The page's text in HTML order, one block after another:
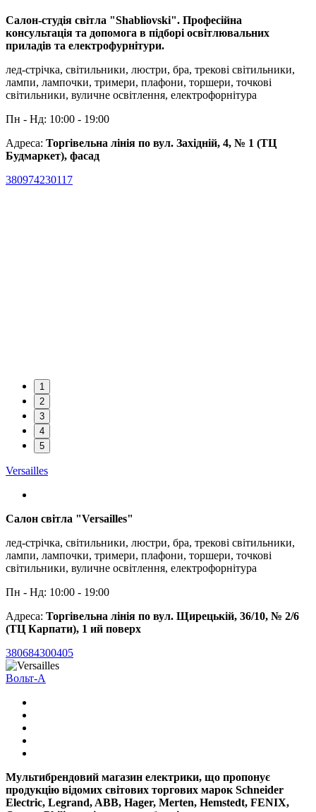
Салон-студія світла "Shabliovski". Професійна
консультація та допомога в підборі освітлювальних
приладів та електрофурнітури.
лед-стрічка, світильники, люстри, бра, трекові світильники,
лампи, лампочки, тримери, плафони, торшери, точкові
світильники, вуличне освітлення, електрофорнітура
Пн - Нд: 10:00 - 19:00
Адреса: Торгівельна лінія по вул. Західній, 4, № 1 (ТЦ
Будмаркет), фасад
380974230117
1
2
3
4
5
Versailles
Cалон світла "Versailles"
лед-стрічка, світильники, люстри, бра, трекові світильники,
лампи, лампочки, тримери, плафони, торшери, точкові
світильники, вуличне освітлення, електрофорнітура
Пн - Нд: 10:00 - 19:00
Адреса: Торгівельна лінія по вул. Щирецькій, 36/10, № 2/6
(ТЦ Карпати), 1 ий поверх
380684300405
Вольт-А
Мультибрендовий магазин електрики, що пропонує
продукцію відомих світових торгових марок Schneider
Electric, Legrand, ABB, Hager, Merten, Hemstedt, FENIX,